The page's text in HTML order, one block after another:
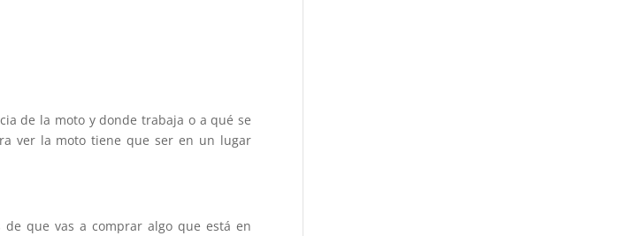
de la moto y donde trabaja o a qué se
ver la moto tiene que ser en un lugar
que vas a comprar algo que está en